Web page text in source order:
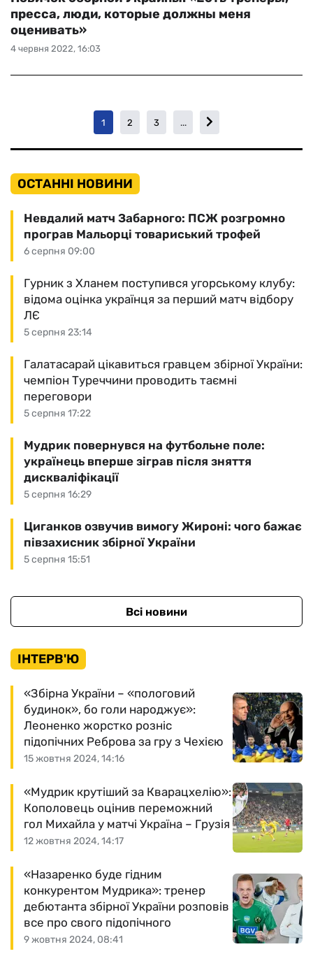
4 червня 2022, 16:03
пресса, люди, которые должны меня
оценивать»
1 2 3 ...
ОСТАННІ НОВИНИ
6 серпня 09:00
Невдалий матч Забарного: ПСЖ розгромно
програв Мальорці товариський трофей
5 серпня 23:14
Гурник з Хланем поступився угорському клубу:
відома оцінка українця за перший матч відбору
ЛЄ
5 серпня 17:22
Галатасарай цікавиться гравцем збірної України:
чемпіон Туреччини проводить таємні
переговори
5 серпня 16:29
Мудрик повернувся на футбольне поле:
українець вперше зіграв після зняття
дискваліфікації
5 серпня 15:51
Циганков озвучив вимогу Жироні: чого бажає
півзахисник збірної України
Всі новини
ІНТЕРВ'Ю
15 жовтня 2024, 14:16
«Збірна України – «пологовий
будинок», бо голи народжує»:
Леоненко жорстко розніс
підопічних Реброва за гру з Чехією
12 жовтня 2024, 14:17
«Мудрик крутіший за Кварацхелію»:
Кополовець оцінив переможний
гол Михайла у матчі Україна – Грузія
9 жовтня 2024, 08:41
«Назаренко буде гідним
конкурентом Мудрика»: тренер
дебютанта збірної України розповів
все про свого підопічного